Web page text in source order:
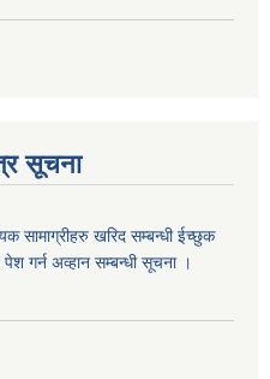
सूचना
सामाग्रीहरु खरिद सम्बन्धी ईच्छुक
गर्न अव्हान सम्बन्धी सूचना ।